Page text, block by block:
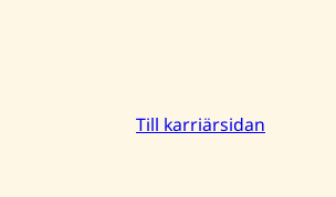
Till karriärsidan